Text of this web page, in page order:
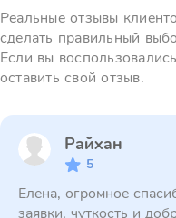
Реальные отзывы
сделать правильный
Если вы
оставить свой отзыв.
Райхан
5
Елена, огромное
заявки, чуткость и